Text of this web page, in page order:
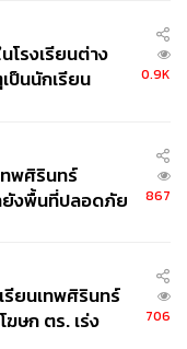
949
งบรรณาธิการข่าวต่าง
โรงเรียนต่าง
ป็นนักเรียน
0.9K
ทพศิรินทร์
งพื้นที่ปลอดภัย
867
รียนเทพศิรินทร์
ษก ตร. เร่ง
706